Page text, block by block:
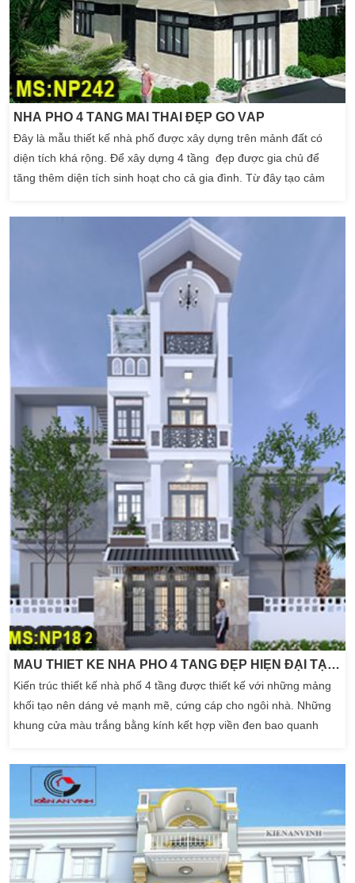
NHÀ PHỐ 4 TẦNG MÁI THÁI ĐẸP GÒ VẤP
Đây là mẫu thiết kế nhà phố được xây dựng trên mảnh đất có
diện tích khá rộng. Để xây dựng 4 tầng đẹp được gia chủ để
tăng thêm diện tích sinh hoạt cho cả gia đình. Từ đây tạo cảm
đình tiện ích nhất. Mặt tiền ngôi nhà được thiết kế nhà phố một
cách tỉ mỉ với kiến trúc hiện đại vô cùng […]
MẪU THIẾT KẾ NHÀ PHỐ 4 TẦNG ĐẸP HIỆN ĐẠI TẠI GÒ VẤP
Kiến trúc thiết kế nhà phố 4 tầng được thiết kế với những mảng
khối tạo nên dáng vẻ mạnh mẽ, cứng cáp cho ngôi nhà. Những
khung cửa màu trắng bằng kính kết hợp viền đen bao quanh
ngoài thích hợp để những chậu cây xanh nhỏ thích hợp nhất.
Đặc điểm chung của các loại nhà phố 4 tầng mái thái […]